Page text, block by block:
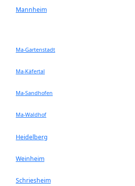
Mannheim
Ma-Gartenstadt
Ma-Käfertal
Ma-Sandhofen
Ma-Waldhof
Heidelberg
Weinheim
Schriesheim